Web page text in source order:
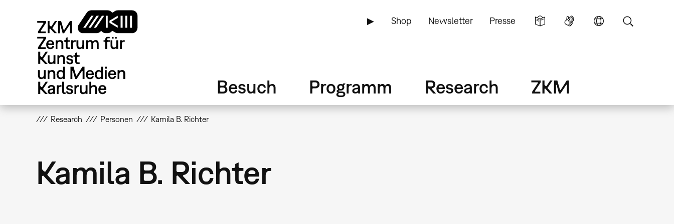
▶ Shop Newsletter Presse
Besuch Programm Research ZKM
Research Personen Kamila B. Richter
Kamila B. Richter